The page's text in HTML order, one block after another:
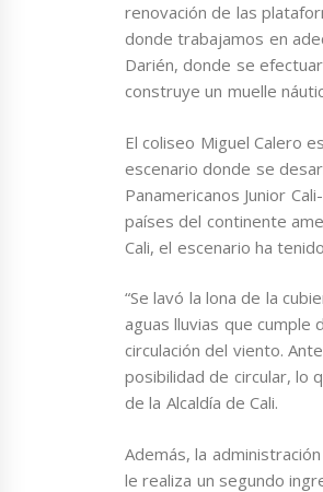
renovación de las
donde trabajamos en
Darién, donde se
construye un muelle
El coliseo Miguel Calero
escenario donde se
Panamericanos Junior
países del continente
Cali, el escenario ha
“Se lavó la lona de la
aguas lluvias que cumple
circulación del viento.
posibilidad de circular, lo
de la Alcaldía de Cali.
Además, la
le realiza un segundo